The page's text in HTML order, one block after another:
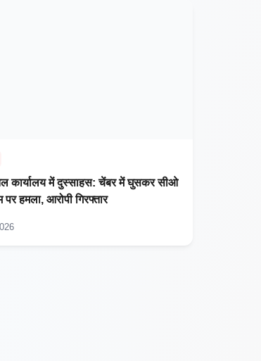
कार्यालय में दुस्साहस: चेंबर में घुसकर सीओ
पर हमला, आरोपी गिरफ्तार